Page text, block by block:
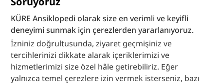
KÜRE Ansiklopedi olarak size en verimli ve keyifli
deneyimi sunmak için çerezlerden yararlanıyoruz.
İzniniz doğrultusunda, ziyaret geçmişiniz ve
tercihlerinizi dikkate alarak içeriklerimizi ve
hizmetlerimizi size özel hâle getirebiliriz. Eğer
yalnızca temel çerezlere izin vermek isterseniz, bazı